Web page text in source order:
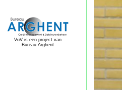
VoV is een project van
Bureau Arghent